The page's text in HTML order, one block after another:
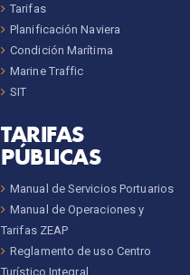
Tarifas
Planificación Naviera
Condición Marítima
Marine Traffic
SIT
TARIFAS
PÚBLICAS
Manual de Servicios Portuarios
Manual de Operaciones y
Tarifas ZEAP
Reglamento de uso Centro
Turístico Integral